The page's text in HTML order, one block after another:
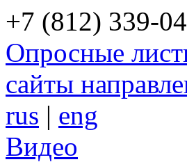
+7 (812) 339-
Опросные
сайты
rus | eng
Видео